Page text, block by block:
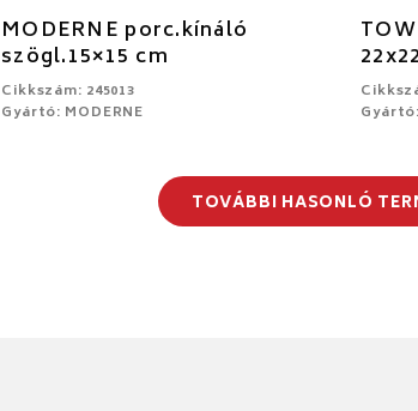
MODERNE porc.kínáló
szögl.15×15 cm
Cikkszám: 245013
Gyártó: MODERNE
TOVÁBBI HASONLÓ